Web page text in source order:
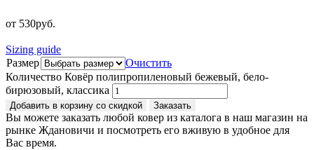
от 530руб.
Sizing guide
Размер
Очистить
Количество Ковёр полипропиленовый бежевый, бело-
бирюзовый, классика
Добавить в корзину со скидкой Заказать
Вы можете заказать любой ковер из каталога в наш магазин на
рынке Ждановичи и посмотреть его вживую в удобное для
Вас время.